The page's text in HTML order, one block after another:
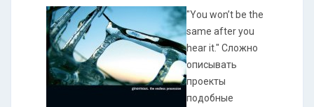
"You won’t be the
same after you
hear it." Сложно
описывать
проекты
подобные